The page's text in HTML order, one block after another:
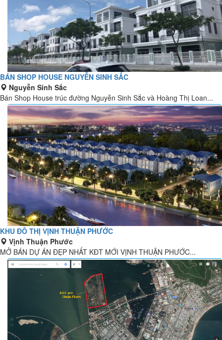
BÁN SHOP HOUSE NGUYỄN SINH SẮC
Nguyễn Sinh Sắc
Bán Shop House trúc đường Nguyễn Sinh Sắc và Hoàng Thị Loan...
KHU ĐÔ THỊ VỊNH THUẬN PHƯỚC
Vịnh Thuận Phước
MỞ BÁN DỰ ÁN ĐẸP NHẤT KĐT MỚI VỊNH THUẬN PHƯỚC...